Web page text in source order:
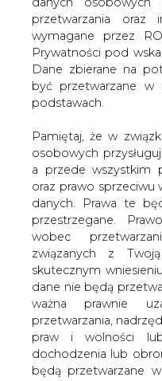
przetwarzania oraz
wymagane przez
Prywatności pod
Dane zbierane na
być przetwarzane w
podstawach.
Pamiętaj, że w
osobowych
a przede wszystkim
oraz prawo sprzeciwu
danych. Prawa te
przestrzegane.
wobec
związanych z
skutecznym
dane nie będą
ważna prawnie
przetwarzania,
praw i wolności
dochodzenia lub
będą przetwarzane
Będzie tańsza
Japo podaje
wbudowano
blok parowo-
Elektrociepłowni
Nowy blok, który ma
będzie korzystał z
koło Kościana. Aby
PGNiG wybuduje
którego skorzystają
przemysłowe.
Chociaż jak podaje